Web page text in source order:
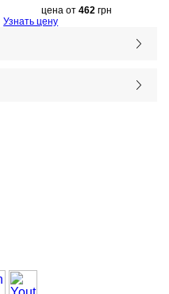
цена от 462грн
Узнать цену